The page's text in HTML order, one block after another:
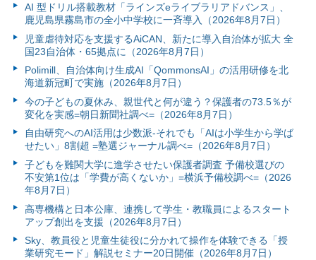
AI 型ドリル搭載教材「ラインズeライブラリアドバンス」、
鹿児島県霧島市の全小中学校に一斉導入（2026年8月7日）
児童虐待対応を支援するAiCAN、新たに導入自治体が拡大 全
国23自治体・65拠点に（2026年8月7日）
Polimill、自治体向け生成AI「QommonsAI」の活用研修を北
海道新冠町で実施（2026年8月7日）
今の子どもの夏休み、親世代と何が違う？保護者の73.5％が
変化を実感=朝日新聞社調べ=（2026年8月7日）
自由研究へのAI活用は少数派-それでも「AIは小学生から学ば
せたい」8割超 =塾選ジャーナル調べ=（2026年8月7日）
子どもを難関大学に進学させたい保護者調査 予備校選びの
不安第1位は「学費が高くないか」=横浜予備校調べ=（2026
年8月7日）
高専機構と日本公庫、連携して学生・教職員によるスタート
アップ創出を支援（2026年8月7日）
Sky、教員役と児童生徒役に分かれて操作を体験できる「授
業研究モード」解説セミナー20日開催（2026年8月7日）